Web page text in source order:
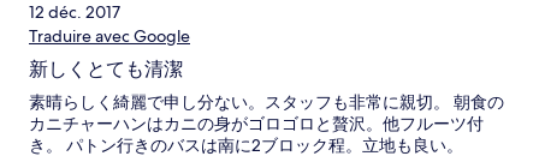
12 déc. 2017
Traduire avec Google
新しくとても清潔
素晴らしく綺麗で申し分ない。スタッフも非常に親切。 朝食の
カニチャーハンはカニの身がゴロゴロと贅沢。他フルーツ付
き。 パトン行きのバスは南に2ブロック程。立地も良い。